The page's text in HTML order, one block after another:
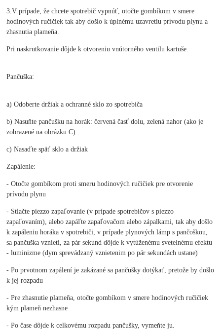
3.V prípade, že chcete spotrebič vypnúť, otočte gombíkom v smere
hodinových ručičiek tak aby došlo k úplnému uzavretiu prívodu plynu a
zhasnutia plameňa.
Pri naskrutkovanie dôjde k otvoreniu vnútorného ventilu kartuše.
Pančuška:
a) Odoberte držiak a ochranné sklo zo spotrebiča
b) Nasuňte pančušku na horák: červená časť dolu, zelená nahor (ako je
zobrazené na obrázku C)
c) Nasaďte späť sklo a držiak
Zapálenie:
- Otočte gombíkom proti smeru hodinových ručičiek pre otvorenie
prívodu plynu
- Stlačte piezzo zapaľovanie (v prípade spotrebičov s piezzo
zapaľovaním), alebo zapáľte zapaľovačom alebo zápalkami, tak aby došlo
k zapáleniu horáka v spotrebiči, v prípade plynových lámp s pančoškou,
sa pančuška vznieti, za pár sekund dôjde k vytúženému svetelnému efektu
- luminizme (dym sprevádzaný vznietenim po pár sekundách ustane)
- Po prvotnom zapálení je zakázané sa pančušky dotýkať, pretože by došlo
k jej rozpadu
- Pre zhasnutie plameňa, otočte gombíkom v smere hodinových ručičiek
kým plameň nezhasne
- Po čase dôjde k celkovému rozpadu pančušky, vymeňte ju.